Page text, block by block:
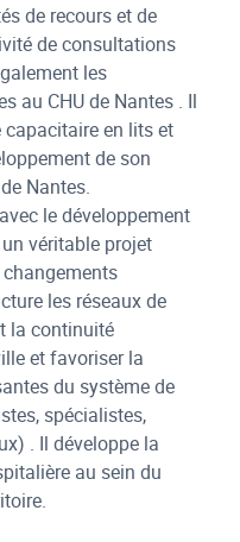
de recours et de
de consultations
les
au CHU de Nantes . Il
en lits et
de son
Nantes.
le développement
véritable projet
les réseaux de
la continuité
et favoriser la
du système de
spécialistes,
. Il développe la
au sein du